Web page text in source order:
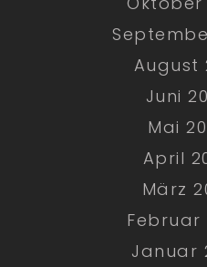
August
Juni
Mai
April
März
Februar
Januar